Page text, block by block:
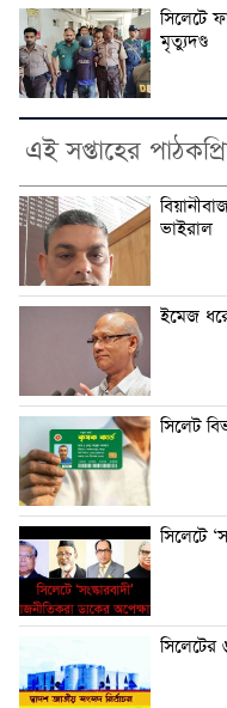
সিলেটে
মৃত্যুদণ্ড
এই সপ্তাহের
ভাইরাল
ইমেজ
সিলেট
সিলেটে